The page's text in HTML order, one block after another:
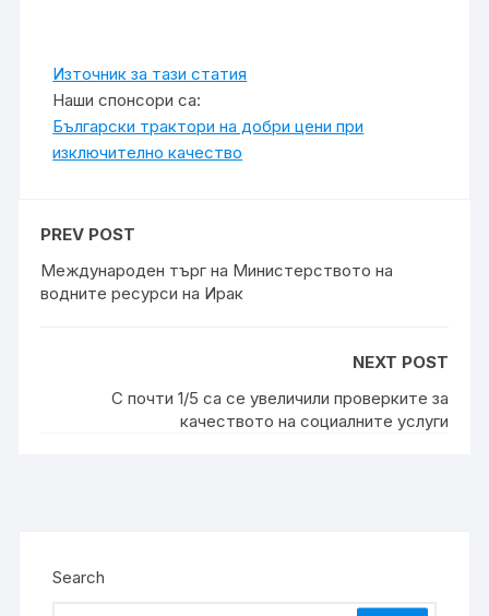
Източник за тази статия
Наши спонсори са:
Български трактори на добри цени при
изключително качество
PREV POST
Международен търг на Министерството на
водните ресурси на Ирак
NEXT POST
С почти 1/5 са се увеличили проверките за
качеството на социалните услуги
Search